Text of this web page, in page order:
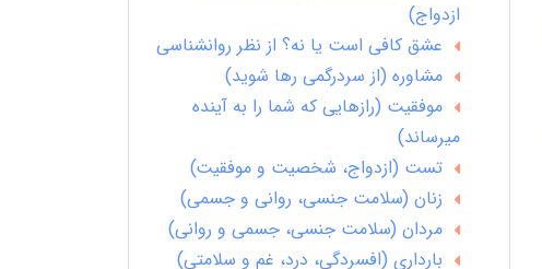
ازدواج)
عشق کافی است یا نه؟ از نظر روانشناسی
مشاوره (از سردرگمی رها شوید)
موفقیت (رازهایی که شما را به آینده
میرساند)
تست (ازدواج، شخصیت و موفقیت)
زنان (سلامت جنسی، روانی و جسمی)
مردان (سلامت جنسی، جسمی و روانی)
بارداری (افسردگی، درد، غم و سلامتی)